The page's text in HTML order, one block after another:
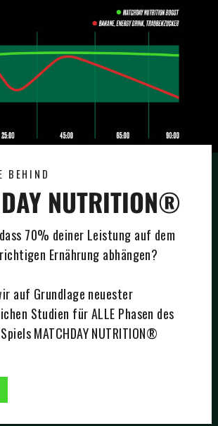
BEHIND
NUTRITION®
70% deiner Leistung auf dem
Ernährung abhängen?
auf Grundlage neuester
Studien für ALLE Phasen des
MATCHDAY NUTRITION®